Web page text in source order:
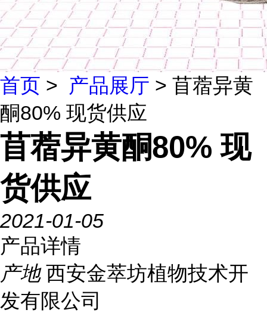
首页 > 产品展厅 > 苜蓿异黄
酮80% 现货供应
苜蓿异黄酮80% 现
货供应
2021-01-05
产品详情
产地 西安金萃坊植物技术开
发有限公司